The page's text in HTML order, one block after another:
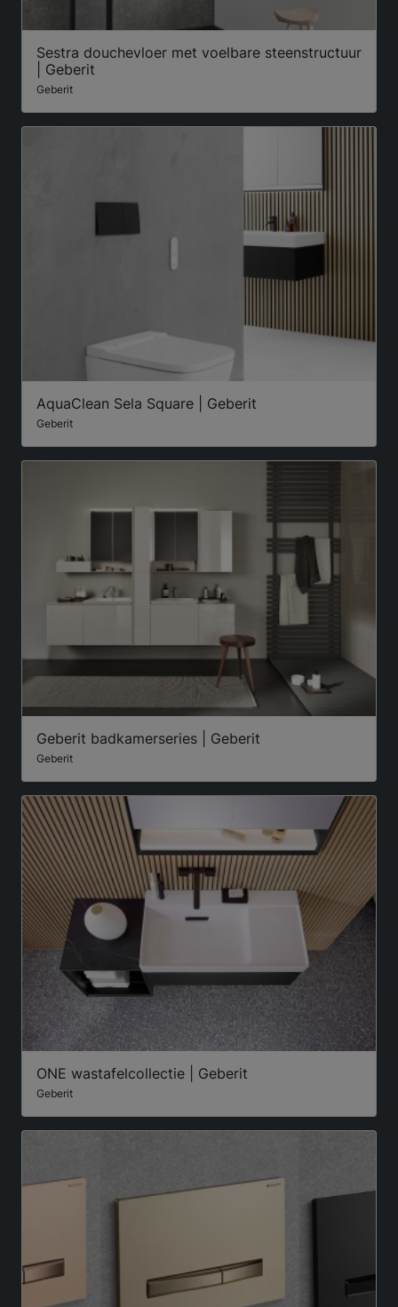
Sestra douchevloer met voelbare steenstructuur
| Geberit
Geberit
AquaClean Sela Square | Geberit
Geberit
Geberit badkamerseries | Geberit
Geberit
ONE wastafelcollectie | Geberit
Geberit